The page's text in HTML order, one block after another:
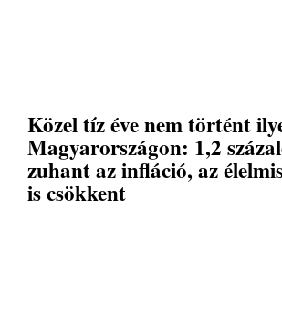
Közel tíz éve nem történt
Magyarországon: 1,2
zuhant az infláció, az
is csökkent